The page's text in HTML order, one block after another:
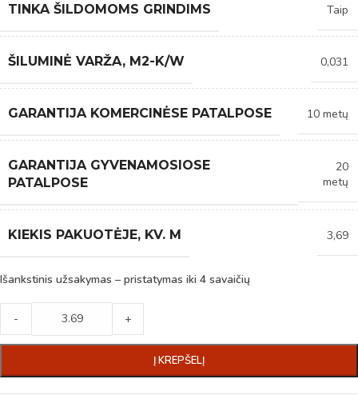
TINKA ŠILDOMOMS GRINDIMS Taip
ŠILUMINĖ VARŽA, M2-K/W 0,031
GARANTIJA KOMERCINĖSE PATALPOSE 10 metų
GARANTIJA GYVENAMOSIOSE
PATALPOSE
20
metų
KIEKIS PAKUOTĖJE, KV. M 3,69
Išankstinis užsakymas – pristatymas iki 4 savaičių
- +
Į KREPŠELĮ